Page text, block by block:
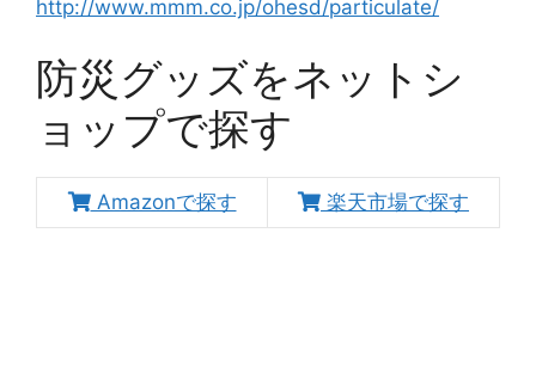
http://www.mmm.co.jp/ohesd/particulate/
防災グッズをネットシ
ョップで探す
Amazonで探す 楽天市場で探す